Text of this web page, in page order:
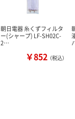
朝日電器 糸くずフィルタ
ー(シャープ) LF-SH02C-
2…
￥852 （税込）